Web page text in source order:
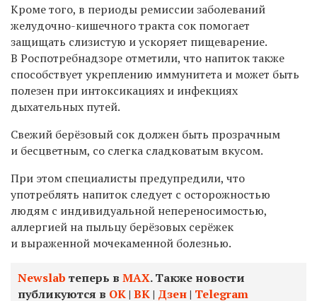
Кроме того, в периоды ремиссии заболеваний
желудочно-кишечного тракта сок помогает
защищать слизистую и ускоряет пищеварение.
В Роспотребнадзоре отметили, что напиток также
способствует укреплению иммунитета и может быть
полезен при интоксикациях и инфекциях
дыхательных путей.
Свежий берёзовый сок должен быть прозрачным
и бесцветным, со слегка сладковатым вкусом.
При этом специалисты предупредили, что
употреблять напиток следует с осторожностью
людям с индивидуальной непереносимостью,
аллергией на пыльцу берёзовых серёжек
и выраженной мочекаменной болезнью.
Newslab теперь в МАХ. Также новости
публикуются в ОК| ВК| Дзен| Telegram